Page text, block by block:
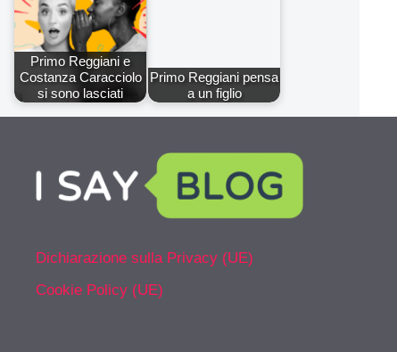
Primo Reggiani e
Costanza Caracciolo
si sono lasciati
Primo Reggiani pensa
a un figlio
Dichiarazione sulla Privacy (UE)
Cookie Policy (UE)